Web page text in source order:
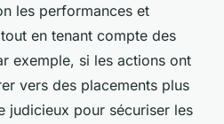
les performances et
en tenant compte des
exemple, si les actions ont
vers des placements plus
judicieux pour sécuriser les